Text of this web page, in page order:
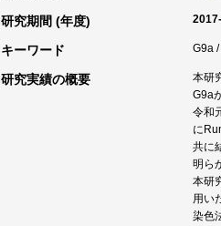
研究期間 (年度)
キーワード G9a
研究実績の概要
本研
G9a
令和
に
共に
明ら
本研
用い
染色